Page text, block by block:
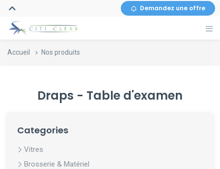
Demandez une offre
Accueil Nos produits
Draps - Table d'examen
Categories
Vitres
Brosserie & Matériel